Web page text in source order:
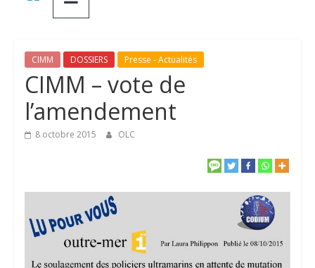
CIMM DOSSIERS Presse - Actualités
CIMM – vote de
l’amendement
8 octobre 2015 OLC